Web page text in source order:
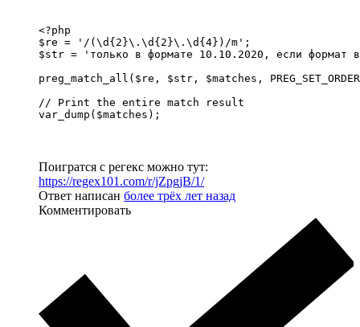
<?php
$re = '/(\d{2}\.\d{2}\.\d{4})/m';
$str = 'только в формате 10.10.2020, если формат
preg_match_all($re, $str, $matches,
// Print the entire match result
var_dump($matches);
Поигратся с регекс можно тут:
https://regex101.com/r/jZpgjB/1/
Ответ написан более трёх лет назад
Комментировать